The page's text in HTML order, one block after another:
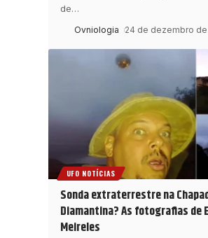
de…
Ovniologia 24 de dezembro
UFO NOTÍCIAS
Sonda extraterrestre na
Diamantina? As fotografias de
Meireles